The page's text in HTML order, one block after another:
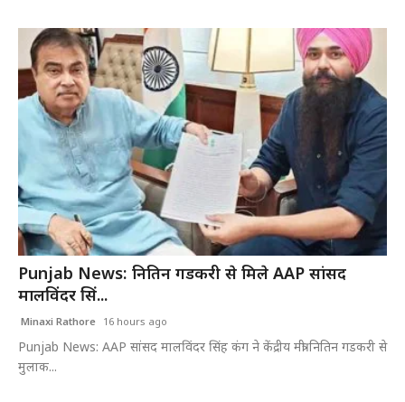
कारोबार
Punjab News: नितिन गडकरी से मिले AAP सांसद
मालविंदर सिं...
Minaxi Rathore 16 hours ago
Punjab News: AAP सांसद मालविंदर सिंह कंग ने केंद्रीय मंत्री नितिन गडकरी से
मुलाक...